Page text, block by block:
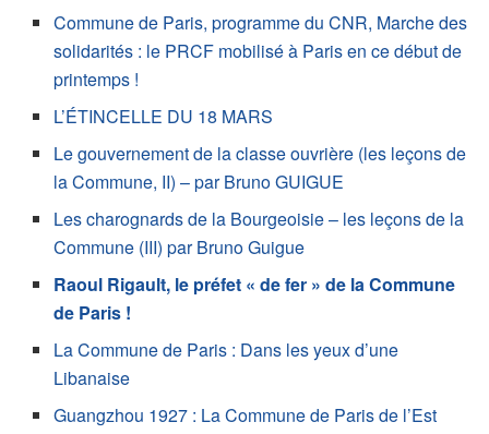
Commune de Paris, programme du CNR, Marche des
solidarités : le PRCF mobilisé à Paris en ce début de
printemps !
L’ÉTINCELLE DU 18 MARS
Le gouvernement de la classe ouvrière (les leçons de
la Commune, II) – par Bruno GUIGUE
Les charognards de la Bourgeoisie – les leçons de la
Commune (III) par Bruno Guigue
Raoul Rigault, le préfet « de fer » de la Commune
de Paris !
La Commune de Paris : Dans les yeux d’une
Libanaise
Guangzhou 1927 : La Commune de Paris de l’Est